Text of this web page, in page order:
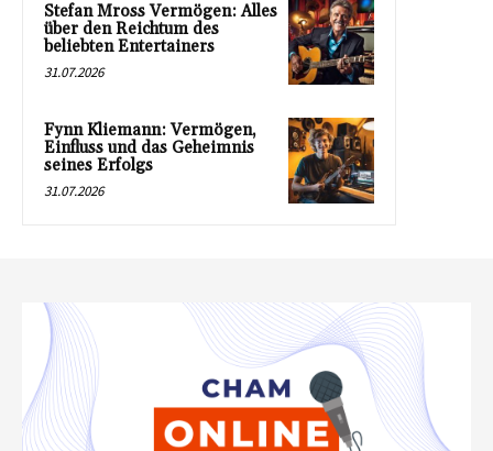
Stefan Mross Vermögen: Alles
über den Reichtum des
beliebten Entertainers
31.07.2026
Fynn Kliemann: Vermögen,
Einfluss und das Geheimnis
seines Erfolgs
31.07.2026